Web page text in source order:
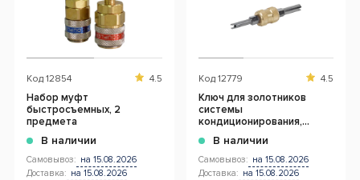
Код 12854 4.5
Набор муфт
быстросъемных, 2
предмета
В наличии
Самовывоз: на 15.08.2026
Доставка: на 15.08.2026
Код 12779 4.5
Ключ для золотников
системы
кондиционирования,
В наличии
Самовывоз: на 15.08.2026
Доставка: на 15.08.2026